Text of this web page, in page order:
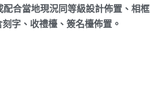
合當地現況同等級設計佈置、相框
字、收禮檯、簽名檯佈置。